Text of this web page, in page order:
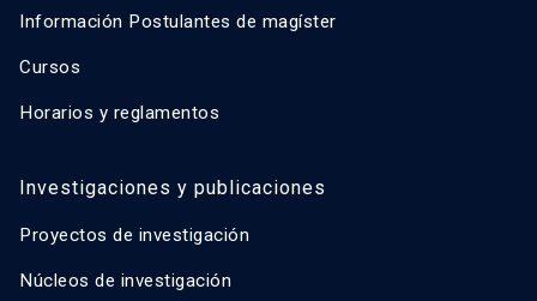
Información Postulantes de magíster
Cursos
Horarios y reglamentos
Investigaciones y publicaciones
Proyectos de investigación
Núcleos de investigación